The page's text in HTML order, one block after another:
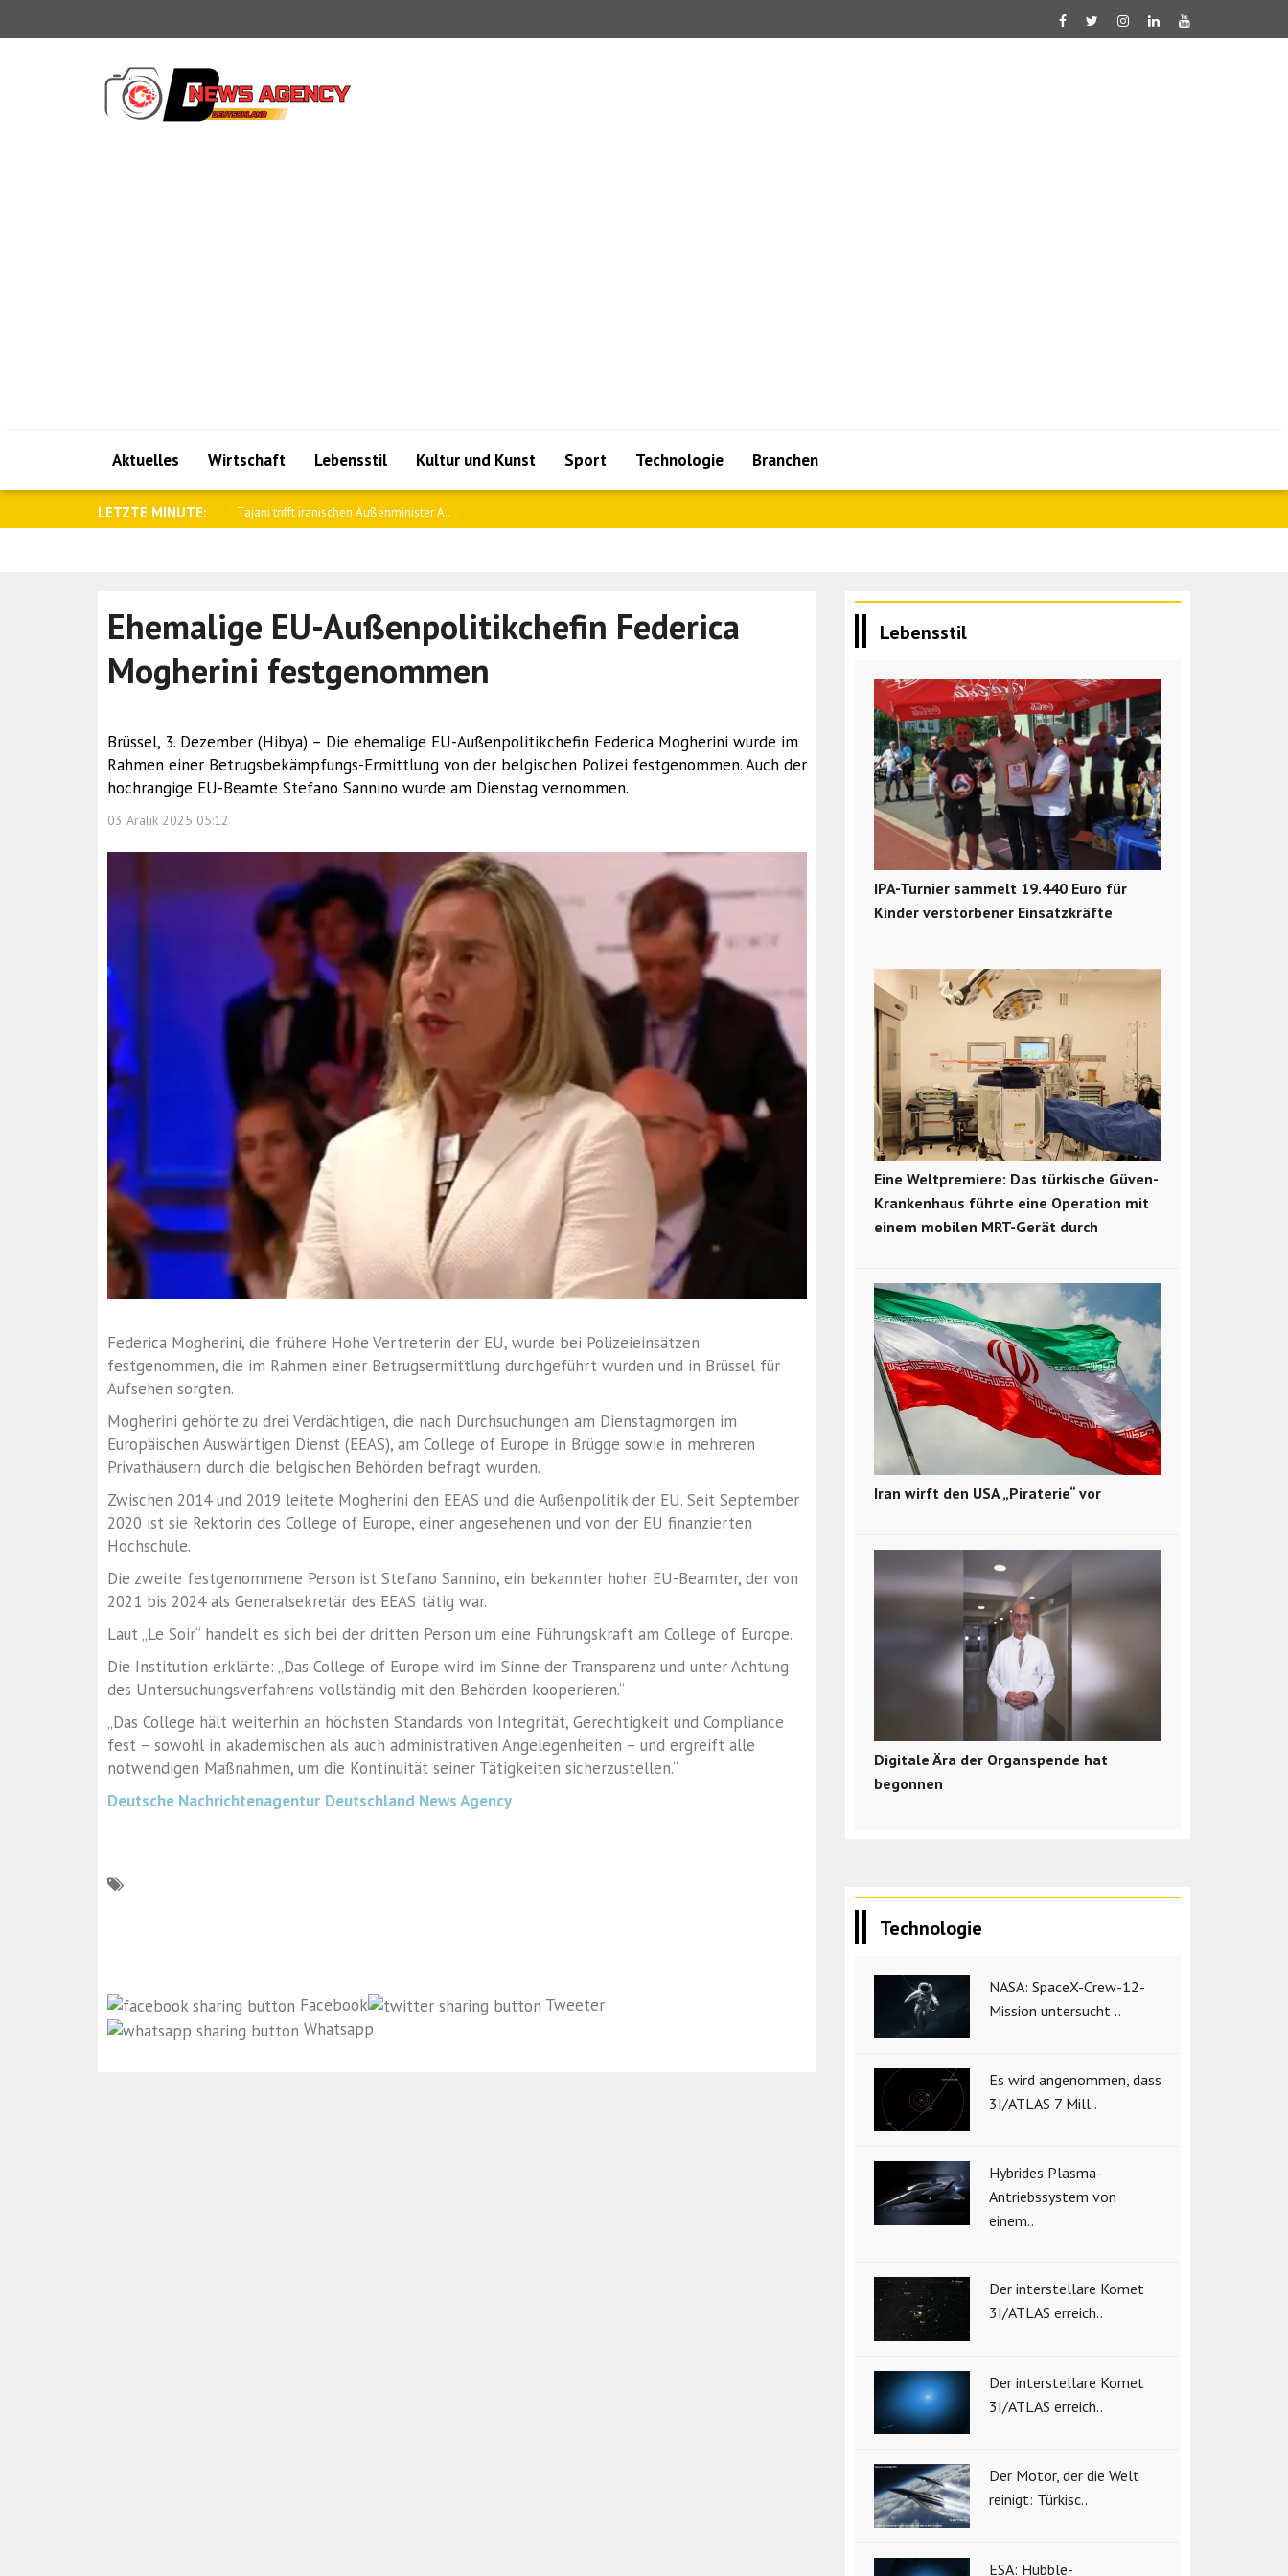
Aktuelles Wirtschaft Lebensstil Kultur und Kunst Sport Technologie Branchen
LETZTE MINUTE: Bitcoin legt zu, während XRP und BNB am ..
Ehemalige EU-Außenpolitikchefin Federica
Mogherini festgenommen
Brüssel, 3. Dezember (Hibya) – Die ehemalige EU-Außenpolitikchefin Federica Mogherini wurde im
Rahmen einer Betrugsbekämpfungs-Ermittlung von der belgischen Polizei festgenommen. Auch der
hochrangige EU-Beamte Stefano Sannino wurde am Dienstag vernommen.
03 Aralık 2025 05:12
Federica Mogherini, die frühere Hohe Vertreterin der EU, wurde bei Polizeieinsätzen
festgenommen, die im Rahmen einer Betrugsermittlung durchgeführt wurden und in Brüssel für
Aufsehen sorgten.
Mogherini gehörte zu drei Verdächtigen, die nach Durchsuchungen am Dienstagmorgen im
Europäischen Auswärtigen Dienst (EEAS), am College of Europe in Brügge sowie in mehreren
Privathäusern durch die belgischen Behörden befragt wurden.
Zwischen 2014 und 2019 leitete Mogherini den EEAS und die Außenpolitik der EU. Seit September
2020 ist sie Rektorin des College of Europe, einer angesehenen und von der EU finanzierten
Hochschule.
Die zweite festgenommene Person ist Stefano Sannino, ein bekannter hoher EU-Beamter, der von
2021 bis 2024 als Generalsekretär des EEAS tätig war.
Laut „Le Soir“ handelt es sich bei der dritten Person um eine Führungskraft am College of Europe.
Die Institution erklärte: „Das College of Europe wird im Sinne der Transparenz und unter Achtung
des Untersuchungsverfahrens vollständig mit den Behörden kooperieren.“
„Das College hält weiterhin an höchsten Standards von Integrität, Gerechtigkeit und Compliance
fest – sowohl in akademischen als auch administrativen Angelegenheiten – und ergreift alle
notwendigen Maßnahmen, um die Kontinuität seiner Tätigkeiten sicherzustellen.“
Deutsche Nachrichtenagentur Deutschland News Agency
Facebook
Tweeter
Whatsapp
Lebensstil
IPA-Turnier sammelt 19.440 Euro für
Kinder verstorbener Einsatzkräfte
Eine Weltpremiere: Das türkische Güven-
Krankenhaus führte eine Operation mit
einem mobilen MRT-Gerät durch
Iran wirft den USA „Piraterie“ vor
Digitale Ära der Organspende hat
begonnen
Technologie
NASA: SpaceX-Crew-12-
Mission untersucht ..
Es wird angenommen, dass
3I/ATLAS 7 Mill..
Hybrides Plasma-
Antriebssystem von
einem..
Der interstellare Komet
3I/ATLAS erreich..
Der interstellare Komet
3I/ATLAS erreich..
Der Motor, der die Welt
reinigt: Türkisc..
ESA: Hubble-